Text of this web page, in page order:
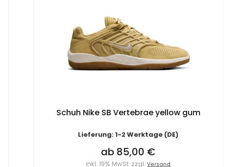
Schuh Nike SB Vertebrae yellow gum
Lieferung: 1-2 Werktage (DE)
ab 85,00 €
inkl. 19% MwSt. zzgl.Versand